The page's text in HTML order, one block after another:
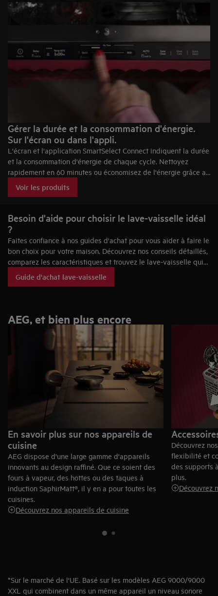
Gérer la durée et la consommation d'énergie.
Sur l'écran ou dans l'appli.
L'écran et l'application SmartSelect Connect indiquent la durée
et la consommation d'énergie de chaque cycle. Nettoyez
rapidement en 60 minutes ou économisez de l'énergie grâce au
programmes et l'entretien.
Voir les produits
Besoin d'aide pour choisir le lave-vaisselle idéal
?
Faites confiance à nos guides d'achat pour vous aider à faire le
bon choix pour votre maison. Découvrez nos conseils détaillés,
comparez les caractéristiques et trouvez le lave-vaisselle qui
Guide d'achat lave-vaisselle
AEG, et bien plus encore
En savoir plus sur nos appareils de
cuisine
AEG dispose d'une large gamme d'appareils
innovants au design raffiné. Que ce soient des
fours à vapeur, des hottes ou des taques à
induction SaphirMatt®, il y en a pour toutes les
cuisines.
Découvrez nos appareils de cuisine
Découvrez
flexibilité et
des supports
plus.
Découvrez
*Sur le marché de l'UE. Basé sur les modèles AEG 9000/9000
XXL qui combinent dans un même appareil un niveau sonore